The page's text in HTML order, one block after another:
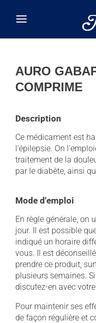
AURO
COMPRIME
Description
Ce médicament est
l'épilepsie. On
traitement de la
par le diabète, ainsi
Mode d'emploi
En règle générale, on
jour. Il est possible
indiqué un horaire
vous. Il est
prendre ce produit,
plusieurs semaines.
discutez-en avec
Pour maintenir ses
de façon régulière et